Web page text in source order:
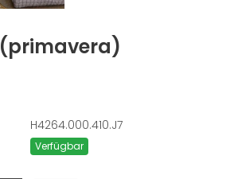
(primavera)
H4264.000.410.J7
Verfügbar